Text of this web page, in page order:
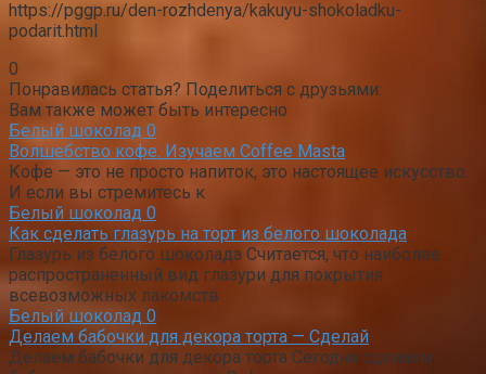
всевозможных лакомств
Белый шоколад
Делаем бабочки для декора торта Сегодня сделаем
бабочки для декора торта. Вафельные или шоколадные
Белый шоколад 0
Белый шоколад своими руками в домашних условиях
рецепты для начинающих
Белый шоколад своими руками в домашних условиях
рецепты для начинающих Своими руками Как
самостоятельно
Белый шоколад 0
Растопить шоколад — как правильно плавить
Как растопить молочный или черный шоколад чтобы он
был жидким Здравствуйте мои дорогие читатели!
Белый шоколад 0
Как сделать глазурь из белого шоколада для тортов:
рецепты шоколадной глазури с фото и видео